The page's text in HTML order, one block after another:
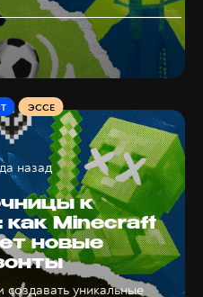
к
как Minecraft
новые
уникальные
ЭССЕ
назад